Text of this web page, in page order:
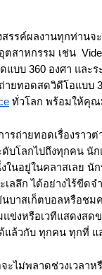
สรรค์ผลงานทุกท่านจ
สาหกรรม เช่น
บบ 360 องศา และร
ยทอดสดวิดีโอแบบ
ทั่วโลก พร้อมให้คุ
รถ่ายทอดเรื่องราวต่
บโลกไปถึงทุกคน นั
นอยู่ในคลาสเลย นั
เลลึก ได้อย่างไร้ขีด
บาสเก็ตบอลหรือชม
ข่งหรือเวทีแสดงสด
แล้วกับ ทุกคน ทุกที่ แ
ไม่พลาดช่วงเวลาหรื